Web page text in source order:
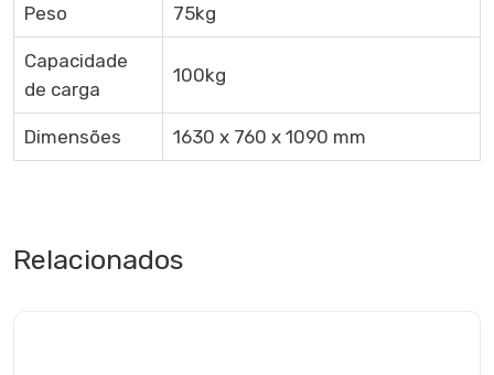
Peso 75kg
Capacidade
de carga
100kg
Dimensões 1630 x 760 x 1090 mm
Relacionados